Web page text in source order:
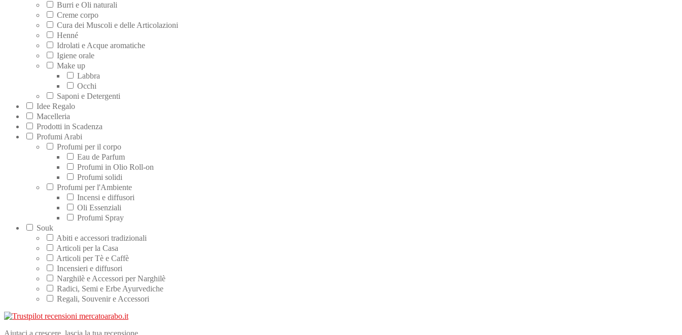
Burri e Oli naturali
Creme corpo
Cura dei Muscoli e delle Articolazioni
Henné
Idrolati e Acque aromatiche
Igiene orale
Make up
Labbra
Occhi
Saponi e Detergenti
Idee Regalo
Macelleria
Prodotti in Scadenza
Profumi Arabi
Profumi per il corpo
Eau de Parfum
Profumi in Olio Roll-on
Profumi solidi
Profumi per l'Ambiente
Incensi e diffusori
Oli Essenziali
Profumi Spray
Souk
Abiti e accessori tradizionali
Articoli per la Casa
Articoli per Tè e Caffè
Incensieri e diffusori
Narghilè e Accessori per Narghilè
Radici, Semi e Erbe Ayurvediche
Regali, Souvenir e Accessori